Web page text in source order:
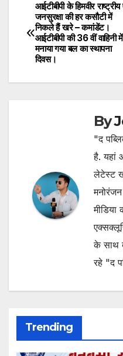
Post
navigation
आईटीबीपी के हिमवीर राष्ट्रीय
जनसुरक्षा की हर कसौटी में
निकले हैं खरे – कमांडेंट।
आईटीबीपी की 36 वीं वाहिनी में
मनाया गया बल का स्थापना
दिवस।
By
"द
है. यहां
लेटेस्ट
मीडिया
के साथ
रहे "द
Trending